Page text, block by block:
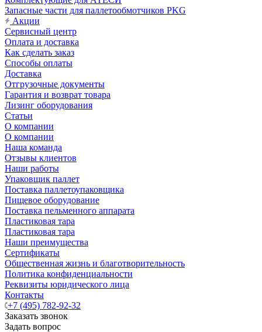
Запасные части для паллетообмотчиков PKG
Акции
Сервисный центр
Оплата и доставка
Как сделать заказ
Способы оплаты
Доставка
Отгрузочные документы
Гарантия и возврат товара
Лизинг оборудования
Статьи
О компании
О компании
Наша команда
Отзывы клиентов
Наши работы
Упаковщик паллет
Поставка паллетоупаковщика
Пищевое оборудование
Поставка пельменного аппарата
Пластиковая тара
Пластиковая тара
Наши преимущества
Сертификаты
Общественная жизнь и благотворительность
Политика конфиденциальности
Реквизиты юридического лица
Контакты
+7 (495) 782-92-32
Заказать звонок
Задать вопрос